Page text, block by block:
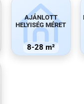
AJÁNLOTT
HELYISÉG MÉRET
8-28 m²